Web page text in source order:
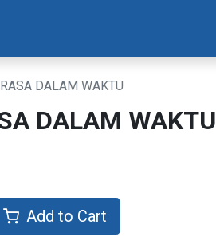
DALAM WAKTU
DALAM WAKTU
Add to Cart